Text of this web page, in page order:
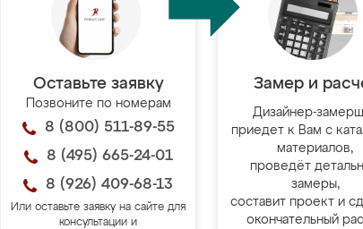
Оставьте заявку
Позвоните по номерам
8 (800) 511-89-55
8 (495) 665-24-01
8 (926) 409-68-13
Или оставьте заявку на сайте для
консультации и
Замер и
Дизайнер-
приедет к Вам с
материалов,
проведёт
замеры,
составит проект и
окончательный